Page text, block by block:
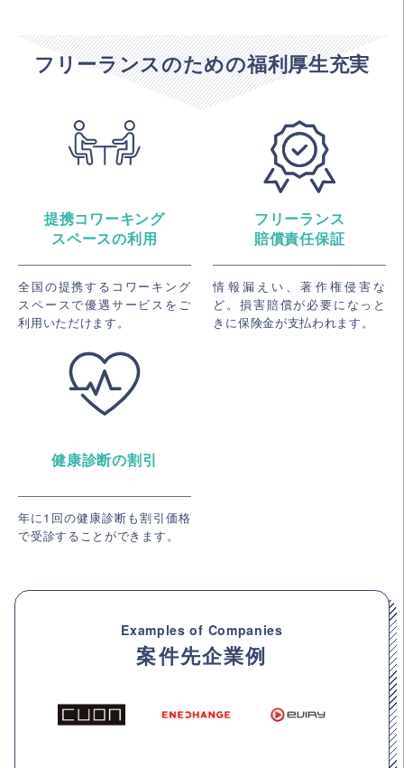
フリーランスのための福利厚生充実
提携コワーキング
スペースの利用
全国の提携するコワーキング
スペースで優遇サービスをご
利用いただけます。
フリーランス
賠償責任保証
情報漏えい、著作権侵害な
ど。損害賠償が必要になっと
きに保険金が支払われます。
健康診断の割引
年に1回の健康診断も割引価格
で受診することができます。
Examples of Companies
案件先企業例